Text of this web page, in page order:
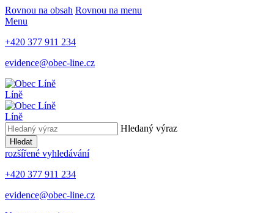
Rovnou na obsah Rovnou na menu
Menu
+420 377 911 234
evidence@obec-line.cz
Líně
Líně
Hledaný výraz
Hledat
rozšířené vyhledávání
+420 377 911 234
evidence@obec-line.cz